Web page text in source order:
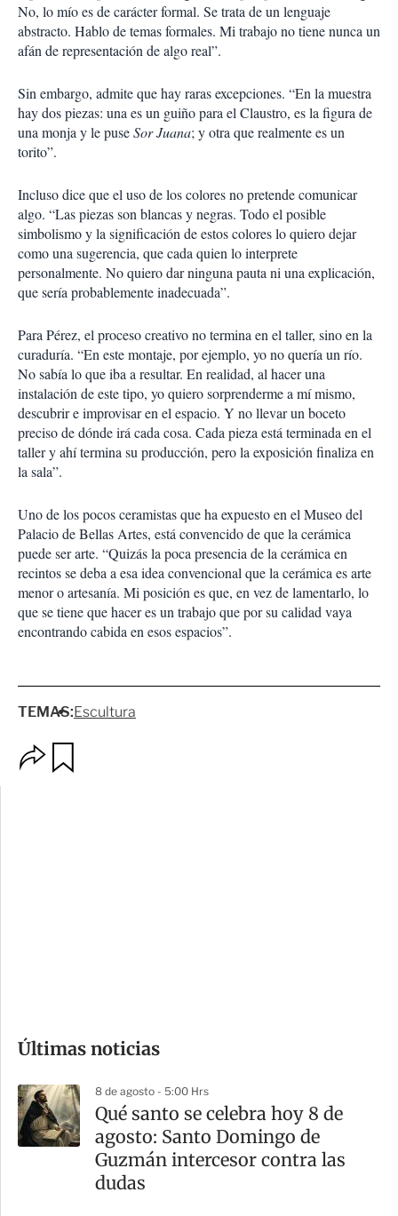
No, lo mío es de carácter formal. Se trata de un lenguaje
abstracto. Hablo de temas formales. Mi trabajo no tiene nunca un
afán de representación de algo real”.
Sin embargo, admite que hay raras excepciones. “En la muestra
hay dos piezas: una es un guiño para el Claustro, es la figura de
una monja y le puseSor Juana; y otra que realmente es un
torito”.
Incluso dice que el uso de los colores no pretende comunicar
algo. “Las piezas son blancas y negras. Todo el posible
simbolismo y la significación de estos colores lo quiero dejar
como una sugerencia, que cada quien lo interprete
personalmente. No quiero dar ninguna pauta ni una explicación,
que sería probablemente inadecuada”.
Para Pérez, el proceso creativo no termina en el taller, sino en la
curaduría. “En este montaje, por ejemplo, yo no quería un río.
No sabía lo que iba a resultar. En realidad, al hacer una
instalación de este tipo, yo quiero sorprenderme a mí mismo,
descubrir e improvisar en el espacio. Y no llevar un boceto
preciso de dónde irá cada cosa. Cada pieza está terminada en el
taller y ahí termina su producción, pero la exposición finaliza en
la sala”.
Uno de los pocos ceramistas que ha expuesto en el Museo del
Palacio de Bellas Artes, está convencido de que la cerámica
puede ser arte. “Quizás la poca presencia de la cerámica en
recintos se deba a esa idea convencional que la cerámica es arte
menor o artesanía. Mi posición es que, en vez de lamentarlo, lo
que se tiene que hacer es un trabajo que por su calidad vaya
encontrando cabida en esos espacios”.
TEMAS:Escultura
m
a
r
t
Últimas noticias
8 de agosto - 5:00 Hrs
Qué santo se celebra hoy 8 de
agosto: Santo Domingo de
Guzmán intercesor contra las
dudas